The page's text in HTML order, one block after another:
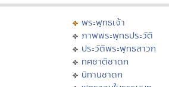
พระพุทธเจ้า
ภาพพระพุทธประวัติ
ประวัติพระพุทธสาวก
ทศชาติชาดก
นิทานชาดก